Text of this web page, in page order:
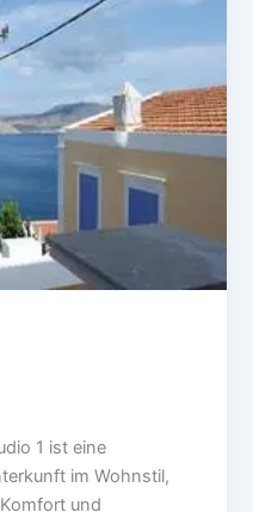
1 ist eine
im Wohnstil,
und